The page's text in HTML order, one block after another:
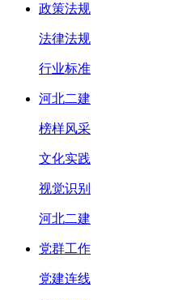
政策法规
法律法规
行业标准
河北二建
榜样风采
文化实践
视觉识别
河北二建
党群工作
党建连线